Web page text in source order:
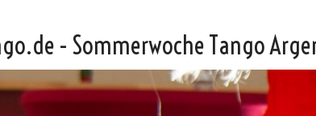
SteffiTango
Tango y más
e.V,
- Sommerwoche Tango